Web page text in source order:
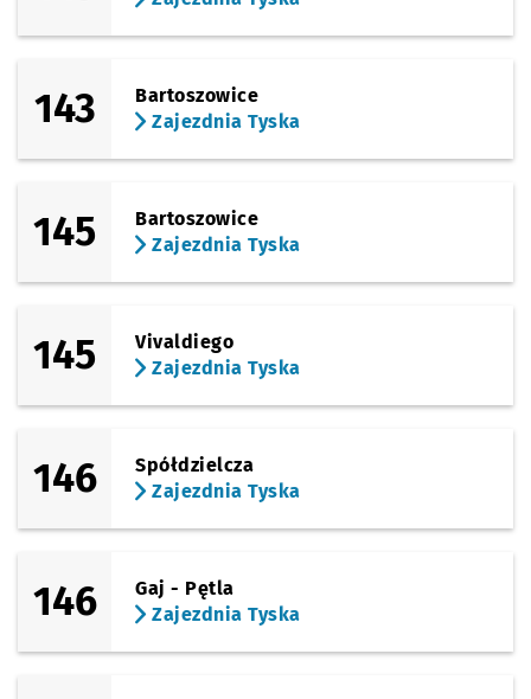
143
Bartoszowice
Zajezdnia Tyska
145
Bartoszowice
Zajezdnia Tyska
145
Vivaldiego
Zajezdnia Tyska
146
Spółdzielcza
Zajezdnia Tyska
146
Gaj - Pętla
Zajezdnia Tyska